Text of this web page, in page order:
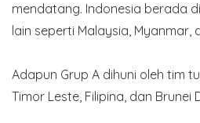
mendatang. Indonesia berada
lain seperti Malaysia, Myanmar,
Adapun Grup A dihuni oleh tim
Timor Leste, Filipina, dan Brunei